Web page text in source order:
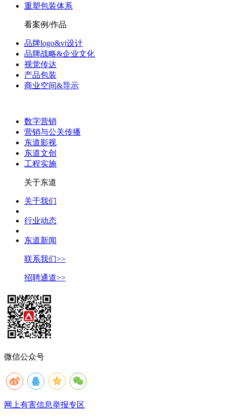
重塑包装体系
看案例/作品
品牌logo&vi设计
品牌战略&企业文化
视觉传达
产品包装
商业空间&导示
数字营销
营销与公关传播
东道影视
东道文创
工程实施
关于东道
关于我们
行业动态
东道新闻
联系我们>>
招聘通道>>
微信公众号
网上有害信息举报专区